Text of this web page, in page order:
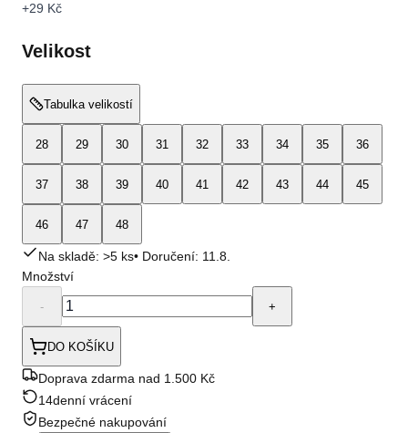
+29 Kč
Velikost
Tabulka velikostí
28 29 30 31 32 33 34 35 36
37 38 39 40 41 42 43 44 45
46 47 48
Na skladě: >5 ks• Doručení: 11.8.
Množství
- +
DO KOŠÍKU
Doprava zdarma nad 1.500 Kč
14denní vrácení
Bezpečné nakupování